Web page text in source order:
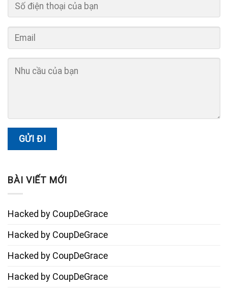
BÀI VIẾT MỚI
Hacked by CoupDeGrace
Hacked by CoupDeGrace
Hacked by CoupDeGrace
Hacked by CoupDeGrace